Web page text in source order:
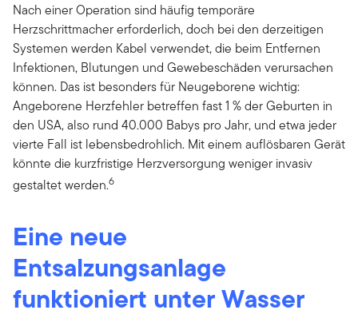
Nach einer Operation sind häufig temporäre
Herzschrittmacher erforderlich, doch bei den derzeitigen
Systemen werden Kabel verwendet, die beim Entfernen
Infektionen, Blutungen und Gewebeschäden verursachen
können. Das ist besonders für Neugeborene wichtig:
Angeborene Herzfehler betreffen fast 1 % der Geburten in
den USA, also rund 40.000 Babys pro Jahr, und etwa jeder
vierte Fall ist lebensbedrohlich. Mit einem auflösbaren Gerät
könnte die kurzfristige Herzversorgung weniger invasiv
gestaltet werden.6
Eine neue
Entsalzungsanlage
funktioniert unter Wasser